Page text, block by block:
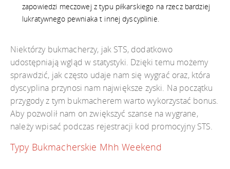
zapowiedzi meczowej z typu piłkarskiego na rzecz bardziej
lukratywnego pewniaka t innej dyscyplinie.
Niektórzy bukmacherzy, jak STS, dodatkowo
udostępniają wgląd w statystyki. Dzięki temu możemy
sprawdzić, jak często udaje nam się wygrać oraz, która
dyscyplina przynosi nam największe zyski. Na początku
przygody z tym bukmacherem warto wykorzystać bonus.
Aby pozwolił nam on zwiększyć szanse na wygrane,
należy wpisać podczas rejestracji kod promocyjny STS.
Typy Bukmacherskie Mhh Weekend